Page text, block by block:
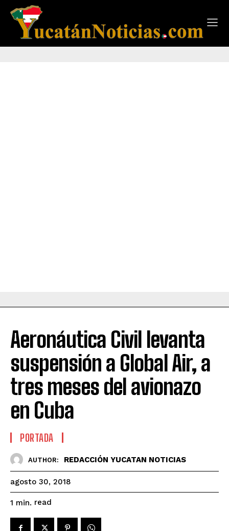
Aeronáutica Civil levanta
suspensión a Global Air, a
tres meses del avionazo
en Cuba
PORTADA
AUTHOR: REDACCIÓN YUCATAN NOTICIAS
agosto 30, 2018
1 min. read